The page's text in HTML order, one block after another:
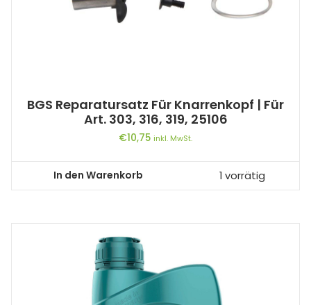
BGS Reparatursatz Für Knarrenkopf | Für
Art. 303, 316, 319, 25106
€10,75 inkl. MwSt.
In den Warenkorb 1 vorrätig